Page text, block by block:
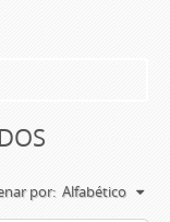
por: Alfabético